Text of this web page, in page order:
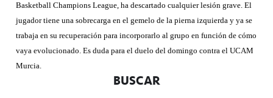
Basketball Champions League, ha descartado cualquier lesión grave. El
jugador tiene una sobrecarga en el gemelo de la pierna izquierda y ya se
trabaja en su recuperación para incorporarlo al grupo en función de cómo
vaya evolucionado. Es duda para el duelo del domingo contra el UCAM
Murcia.
BUSCAR